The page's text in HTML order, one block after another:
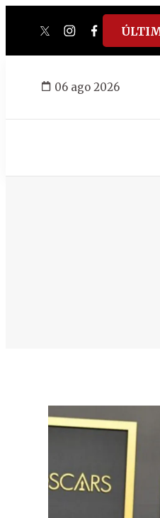
twitterinstagram
facebook
tiktok
06 ago 2026